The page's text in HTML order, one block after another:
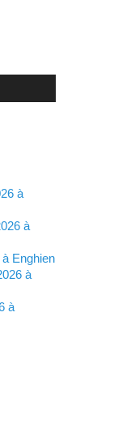
à Enghien